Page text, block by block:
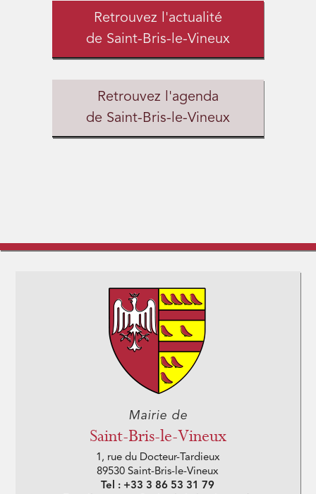
Retrouvez l'actualité
de Saint-Bris-le-Vineux
Retrouvez l'agenda
de Saint-Bris-le-Vineux
Mairie de
Saint-Bris-le-Vineux
1, rue du Docteur-Tardieux
89530 Saint-Bris-le-Vineux
Tel : +33 3 86 53 31 79